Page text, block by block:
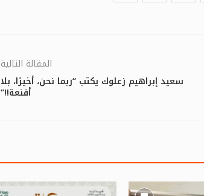
المقالة التالية
سعيد إبراهيم زعلوك يكتب “ربما نحن، أخيرًا، بلا
أقنعة!!”